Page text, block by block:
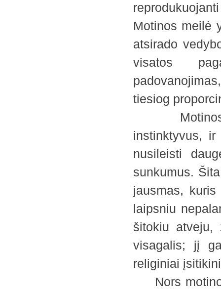
Motinos meilė
atsirado
visatos
tiesiog
Motinos ir
instinktyvus,
nusileisti
sunkumus.
jausmas,
laipsniu
šitokiu atveju,
visagalis; jį
religiniai
Nors